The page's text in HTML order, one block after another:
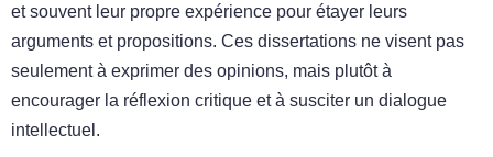
et souvent leur propre expérience pour étayer leurs
arguments et propositions. Ces dissertations ne visent pas
seulement à exprimer des opinions, mais plutôt à
encourager la réflexion critique et à susciter un dialogue
intellectuel.